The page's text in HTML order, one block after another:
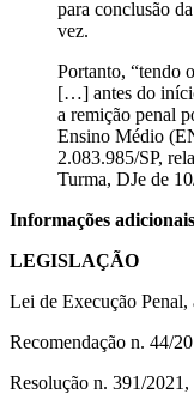
para conclusão
vez.
Portanto, “tendo
[…] antes do
a remição penal
Ensino Médio
2.083.985/SP,
Turma, DJe de
Informações
LEGISLAÇÃO
Lei de Execução Penal,
Recomendação n. 44/
Resolução n. 391/